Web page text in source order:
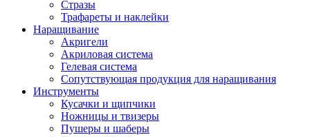
Стразы
Трафареты и наклейки
Наращивание
Акригели
Акриловая система
Гелевая система
Сопутствующая продукция для наращивания
Инструменты
Кусачки и щипчики
Ножницы и твизеры
Пушеры и шаберы